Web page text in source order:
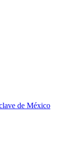
de México